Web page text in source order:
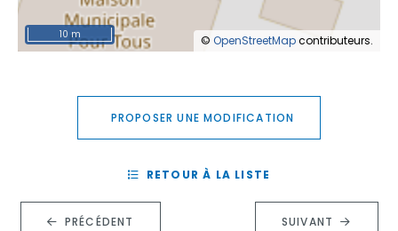
© OpenStreetMapcontributeurs.
10 m
PROPOSER UNE MODIFICATION
PRÉCÉDENT
RETOUR À LA LISTE
SUIVANT